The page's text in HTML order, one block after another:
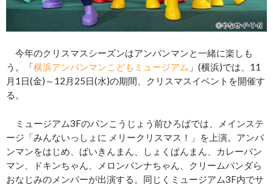
今年のクリスマスシーズンはアンパンマンと一緒に楽しも
う。「横浜アンパンマンこどもミュージアム 」(横浜)では、11
月1日(金)～12月25日(水)の期間、クリスマスイベントを開催す
る。
ミュージアム3Fのパンこうじょう前ひろばでは、メインステ
ージ「みんないっしょに メリークリスマス！」を上演。アンパ
ンマンをはじめ、ばいきんまん、しょくぱんまん、カレーパン
マン、ドキンちゃん、メロンパンナちゃん、クリームパンダら
おなじみのメンバーが出演する。同じくミュージアム3F内でサ